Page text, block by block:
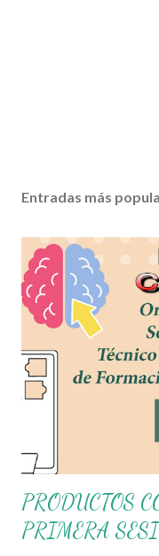
Entradas más
PRODUCTOS
PRIMERA